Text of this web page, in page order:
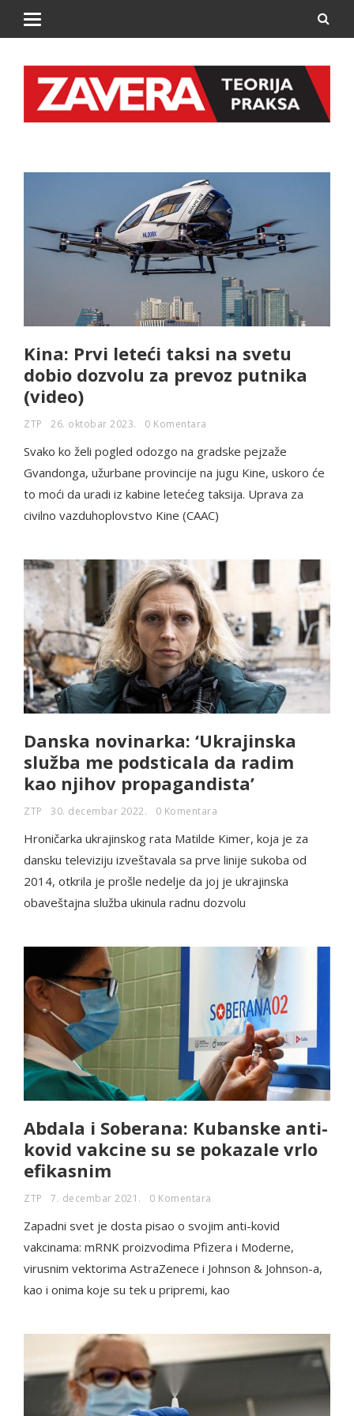
Kina: Prvi leteći taksi na svetu
dobio dozvolu za prevoz putnika
(video)
ZTP 26. oktobar 2023. 0 Komentara
Svako ko želi pogled odozgo na gradske pejzaže
Gvandonga, užurbane provincije na jugu Kine, uskoro će
to moći da uradi iz kabine letećeg taksija. Uprava za
civilno vazduhoplovstvo Kine (CAAC)
Danska novinarka: ‘Ukrajinska
služba me podsticala da radim
kao njihov propagandista’
ZTP 30. decembar 2022. 0 Komentara
Hroničarka ukrajinskog rata Matilde Kimer, koja je za
dansku televiziju izveštavala sa prve linije sukoba od
2014, otkrila je prošle nedelje da joj je ukrajinska
obaveštajna služba ukinula radnu dozvolu
Abdala i Soberana: Kubanske anti-
kovid vakcine su se pokazale vrlo
efikasnim
ZTP 7. decembar 2021. 0 Komentara
Zapadni svet je dosta pisao o svojim anti-kovid
vakcinama: mRNK proizvodima Pfizera i Moderne,
virusnim vektorima AstraZenece i Johnson & Johnson-a,
kao i onima koje su tek u pripremi, kao